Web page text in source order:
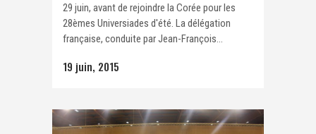
29 juin, avant de rejoindre la Corée pour les
28èmes Universiades d'été. La délégation
française, conduite par Jean-François...
19 juin, 2015